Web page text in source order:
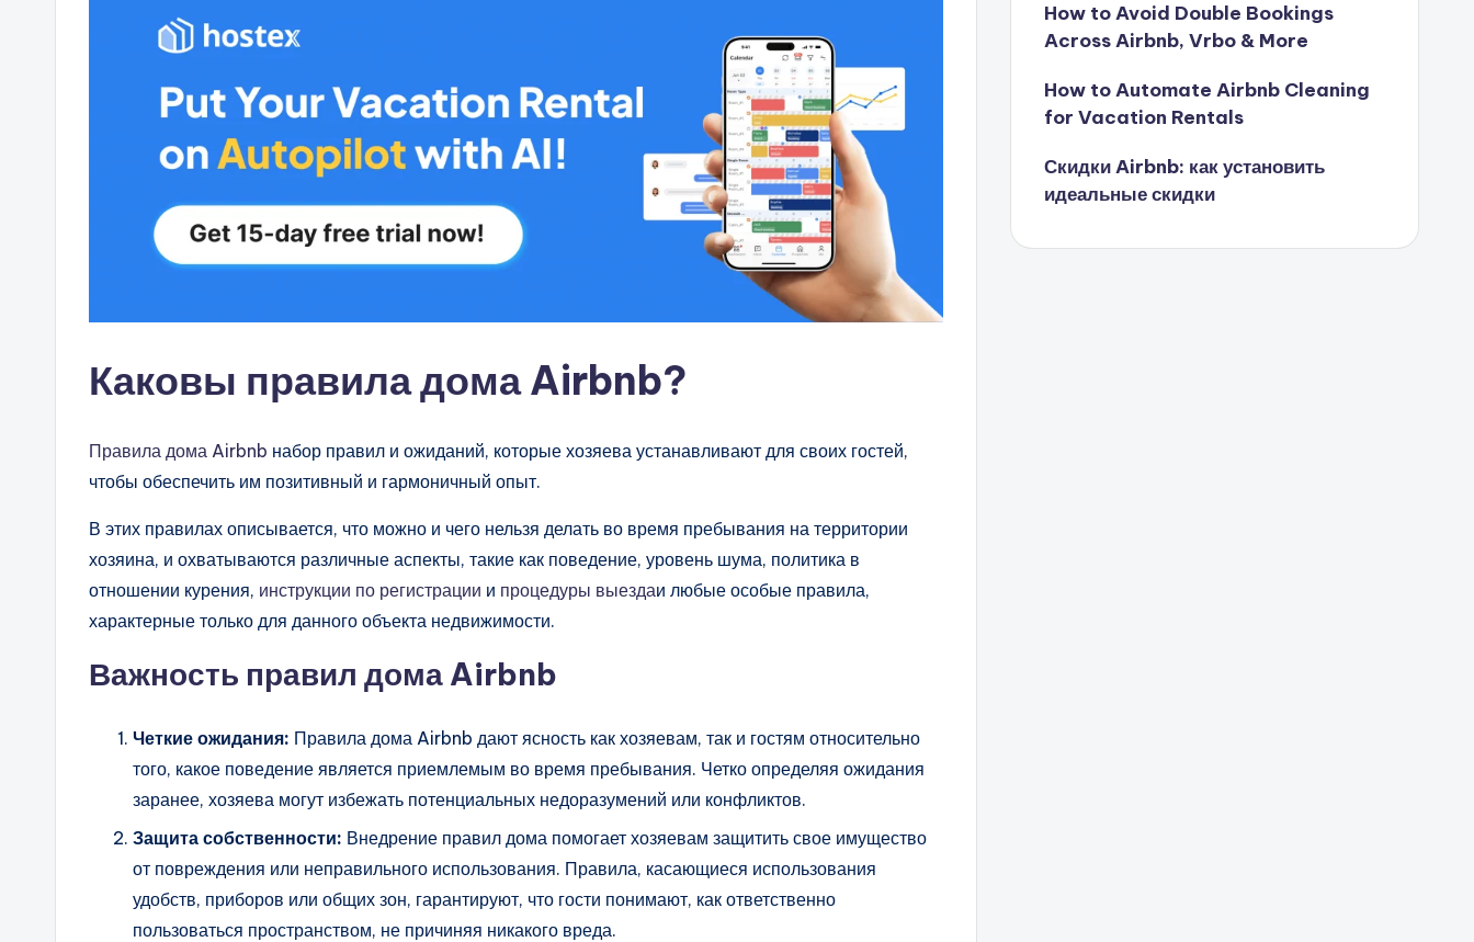
Каковы правила дома Airbnb?
Правила дома Airbnb набор правил и ожиданий, которые хозяева устанавливают для своих гостей,
чтобы обеспечить им позитивный и гармоничный опыт.
В этих правилах описывается, что можно и чего нельзя делать во время пребывания на территории
хозяина, и охватываются различные аспекты, такие как поведение, уровень шума, политика в
отношении курения, инструкции по регистрации и процедуры выездаи любые особые правила,
характерные только для данного объекта недвижимости.
Важность правил дома Airbnb
Четкие ожидания: Правила дома Airbnb дают ясность как хозяевам, так и гостям относительно
того, какое поведение является приемлемым во время пребывания. Четко определяя ожидания
заранее, хозяева могут избежать потенциальных недоразумений или конфликтов.
Защита собственности: Внедрение правил дома помогает хозяевам защитить свое имущество
от повреждения или неправильного использования. Правила, касающиеся использования
удобств, приборов или общих зон, гарантируют, что гости понимают, как ответственно
пользоваться пространством, не причиняя никакого вреда.
How to Avoid Double Bookings
Across Airbnb, Vrbo & More
How to Automate Airbnb Cleaning
for Vacation Rentals
Скидки Airbnb: как установить
идеальные скидки